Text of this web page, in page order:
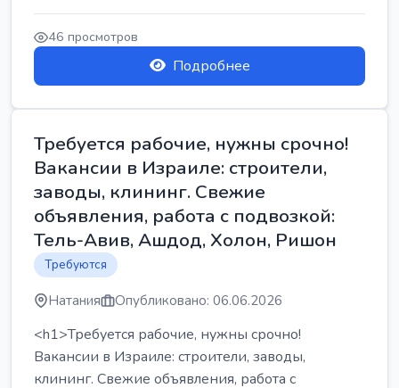
...
46 просмотров
Подробнее
Требуется рабочие, нужны срочно!
Вакансии в Израиле: строители,
заводы, клининг. Свежие
объявления, работа с подвозкой:
Тель-Авив, Ашдод, Холон, Ришон
Требуются
Натания Опубликовано: 06.06.2026
<h1>Требуется рабочие, нужны срочно!
Вакансии в Израиле: строители, заводы,
клининг. Свежие объявления, работа с